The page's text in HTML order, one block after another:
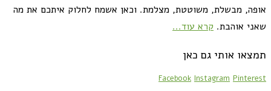
אופה, מבשלת, משוטטת, מצלמת. וכאן אשמח לחלוק איתכם את מה
שאני אוהבת. קרא עוד...
תמצאו אותי גם כאן
Facebook Instagram Pinterest